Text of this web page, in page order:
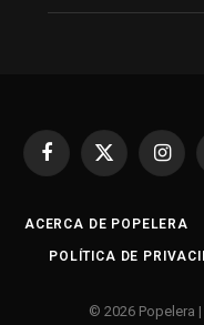
Facebook
X
ACERCA DE POPELERA
POLÍTICA DE
© 2026 Popelera